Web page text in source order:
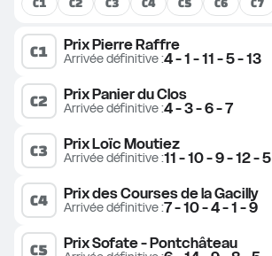
C1 C2 C3 C4 C5 C6 C7
C1 Prix Pierre Raffre
Arrivée définitive :4 - 1 - 11 - 5 - 13
C2 Prix Panier du Clos
Arrivée définitive :4 - 3 - 6 - 7
C3 Prix Loïc Moutiez
Arrivée définitive :11 - 10 - 9 - 12 - 5
C4 Prix des Courses de la Gacilly
Arrivée définitive :7 - 10 - 4 - 1 - 9
C5 Prix Sofate - Pontchâteau